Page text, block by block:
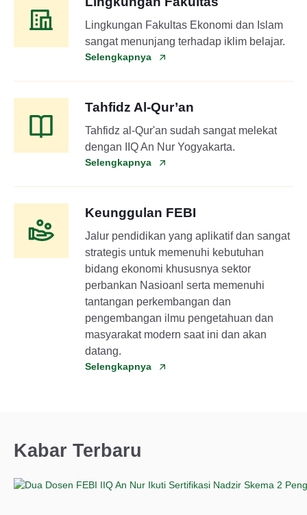
Lingkungan Fakultas Ekonomi dan Islam
sangat menunjang terhadap iklim belajar.
Selengkapnya
Tahfidz Al-Qur’an
Tahfidz al-Qur'an sudah sangat melekat
dengan IIQ An Nur Yogyakarta.
Selengkapnya
Keunggulan FEBI
Jalur pendidikan yang aplikatif dan sangat
strategis untuk memenuhi kebutuhan
bidang ekonomi khususnya sektor
perbankan Nasioanl serta memenuhi
tantangan perkembangan dan
pengembangan ilmu pengetahuan dan
masyarakat modern saat ini dan akan
datang.
Selengkapnya
Kabar Terbaru